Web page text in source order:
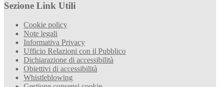
Sezione Link Utili
Cookie policy
Note legali
Informativa Privacy
Ufficio Relazioni con il Pubblico
Dichiarazione di accessibilità
Obiettivi di accessibilità
Whistleblowing